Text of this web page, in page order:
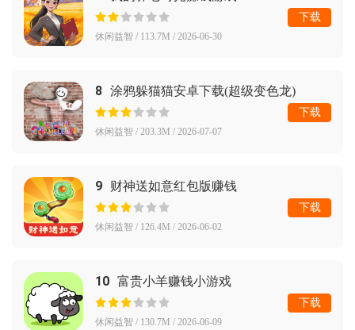
休闲益智 / 113.7M / 2026-06-30
下载
8 涂鸦躲猫猫安卓下载(超级变色龙)
休闲益智 / 203.3M / 2026-07-07
下载
9 财神送如意红包版赚钱
休闲益智 / 126.4M / 2026-06-02
下载
10 富贵小羊赚钱小游戏
休闲益智 / 130.7M / 2026-06-09
下载